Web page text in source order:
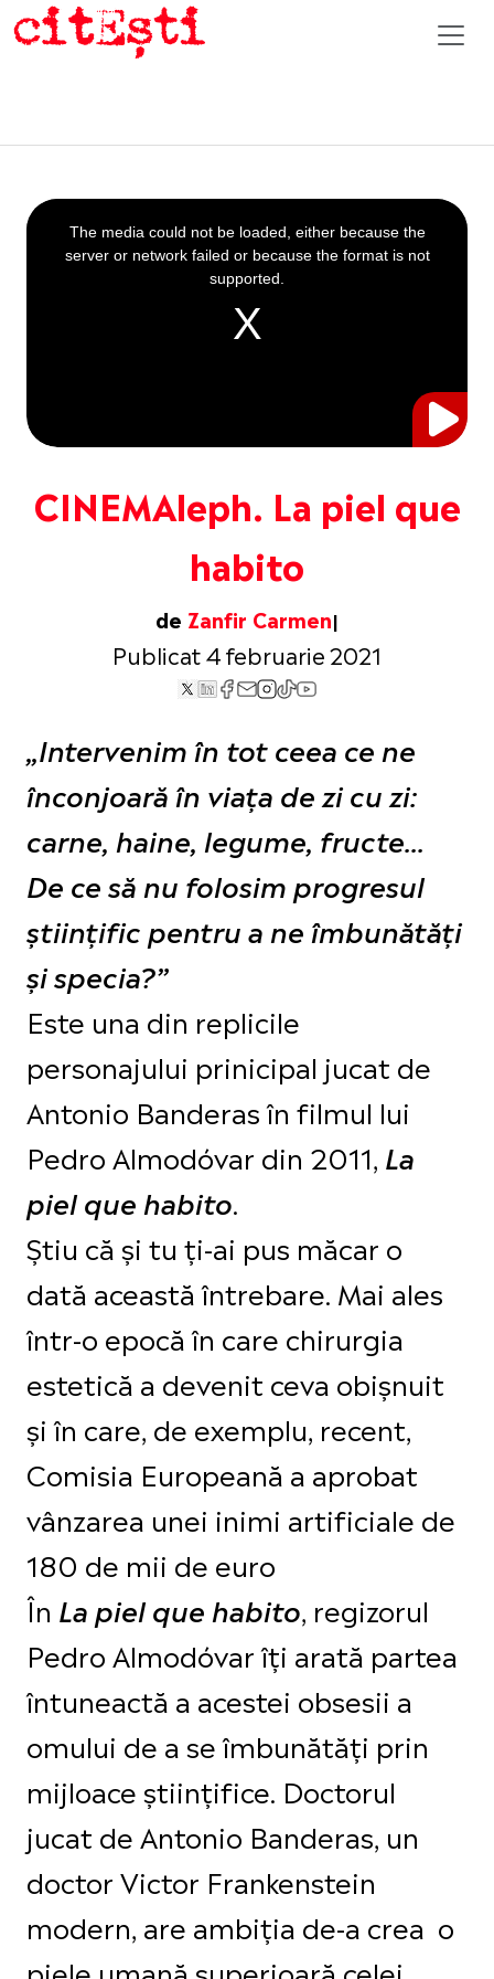
CINEMAleph. La piel que
habito
de Zanfir Carmen
Publicat 4 februarie 2021
This
is
a
The media could not be loaded, either because the
server or network failed or because the format is not
supported.
„Intervenim în tot ceea ce ne
înconjoară în viața de zi cu zi:
carne, haine, legume, fructe...
De ce să nu folosim progresul
științific pentru a ne îmbunătăți
și specia?”
Este una din replicile
personajului prinicipal jucat de
Antonio Banderas în filmul lui
Pedro Almodóvar din 2011, La
piel que habito.
Știu că și tu ți-ai pus măcar o
dată această întrebare. Mai ales
într-o epocă în care chirurgia
estetică a devenit ceva obișnuit
și în care, de exemplu, recent,
Comisia Europeană a aprobat
vânzarea unei inimi artificiale de
180 de mii de euro
În La piel que habito, regizorul
Pedro Almodóvar îți arată partea
întuneactă a acestei obsesii a
omului de a se îmbunătăți prin
mijloace științifice. Doctorul
jucat de Antonio Banderas, un
doctor Victor Frankenstein
modern, are ambiția de-a crea o
piele umană superioară celei